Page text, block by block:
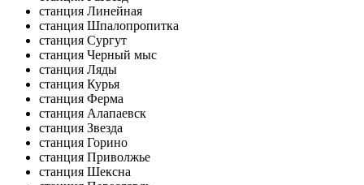
станция Линейная
станция Шпалопропитка
станция Сургут
станция Черный мыс
станция Ляды
станция Курья
станция Ферма
станция Алапаевск
станция Звезда
станция Горино
станция Приволжье
станция Шексна